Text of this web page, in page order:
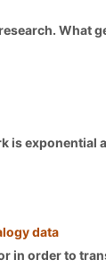
What
is exponential
data
in order to